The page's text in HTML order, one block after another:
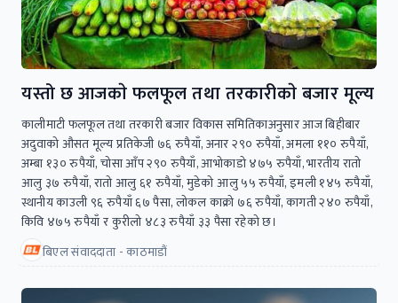
यस्तो छ आजकाे फलफूल तथा तरकारीकाे बजार मूल्य
कालीमाटी फलफूल तथा तरकारी बजार विकास समितिकाअनुसार आज बिहीबार
अदुवाको औसत मूल्य प्रतिकेजी ७६ रुपैयाँ, अनार २९० रुपैयाँ, अमला ११० रुपैयाँ,
अम्बा १३० रुपैयाँ, चोसा आँप २९० रुपैयाँ, आभोकाडो ४७५ रुपैयाँ, भारतीय रातो
आलु ३७ रुपैयाँ, रातो आलु ६१ रुपैयाँ, मुडेको आलु ५५ रुपैयाँ, इमली १४५ रुपैयाँ,
स्थानीय काउली ९६ रुपैयाँ ६७ पैसा, लोकल काक्रो ७६ रुपैयाँ, कागती २४० रुपैयाँ,
किवि ४७५ रुपैयाँ र कुरीलो ४८३ रुपैयाँ ३३ पैसा रहेको छ।
बिएल संवाददाता - काठमाडौं